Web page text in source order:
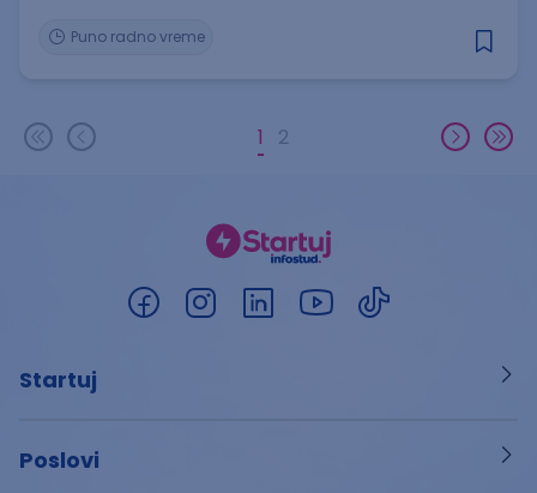
Puno radno vreme
1 2
Startuj
Poslovi